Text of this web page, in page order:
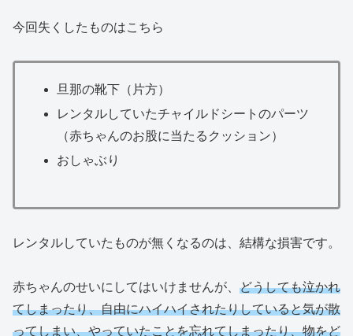
今回失くしたものはこちら
旦那の靴下（片方）
レンタルしていたチャイルドシートのパーツ
（赤ちゃんのお股に当たるクッション）
おしゃぶり
レンタルしていたものが無くなるのは、結構な損害です。
赤ちゃんのせいにしてはいけませんが、 どうしても泣かれ
てしまったり、自由にハイハイされたりしていると気が散
ってしまい、やっていたことを忘れてしまったり、物をど